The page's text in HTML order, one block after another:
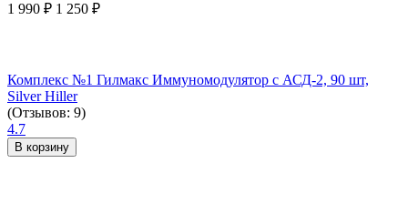
1 990 ₽ 1 250 ₽
Комплекс №1 Гилмакс Иммуномодулятор с АСД-2, 90 шт,
Silver Hiller
(Отзывов: 9)
4.7
В корзину